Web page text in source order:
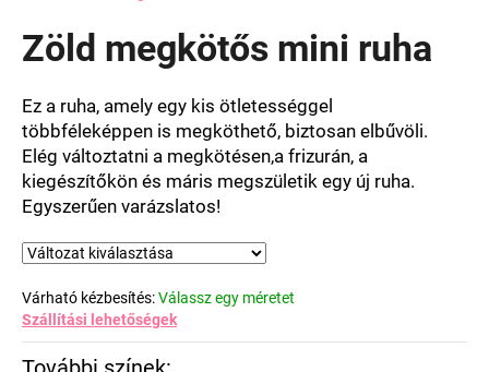
átlagos
értékelése
0,0
csillag.
Zöld megkötős mini ruha
Ez a ruha, amely egy kis ötletességgel
többféleképpen is megköthető, biztosan elbűvöli.
Elég változtatni a megkötésen,a frizurán, a
kiegészítőkön és máris megszületik egy új ruha.
Egyszerűen varázslatos!
Várható kézbesítés:Válassz egy méretet
Szállítási lehetőségek